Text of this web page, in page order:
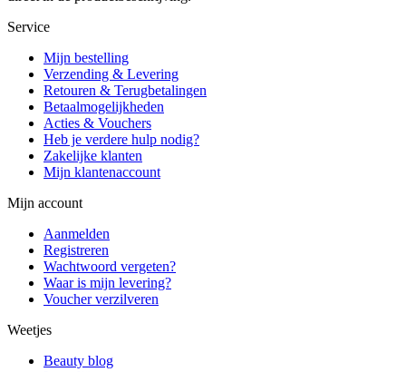
Service
Mijn bestelling
Verzending & Levering
Retouren & Terugbetalingen
Betaalmogelijkheden
Acties & Vouchers
Heb je verdere hulp nodig?
Zakelijke klanten
Mijn klantenaccount
Mijn account
Aanmelden
Registreren
Wachtwoord vergeten?
Waar is mijn levering?
Voucher verzilveren
Weetjes
Beauty blog